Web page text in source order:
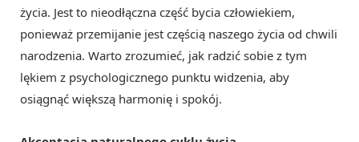
życia. Jest to nieodłączna część bycia człowiekiem,
ponieważ przemijanie jest częścią naszego życia od chwili
narodzenia. Warto zrozumieć, jak radzić sobie z tym
lękiem z psychologicznego punktu widzenia, aby
osiągnąć większą harmonię i spokój.